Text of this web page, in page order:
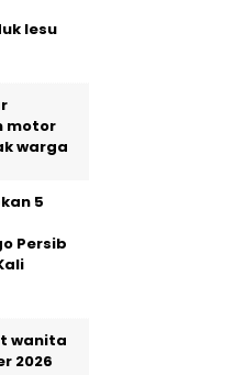
lesu
motor
warga
5
Persib
wanita
2026